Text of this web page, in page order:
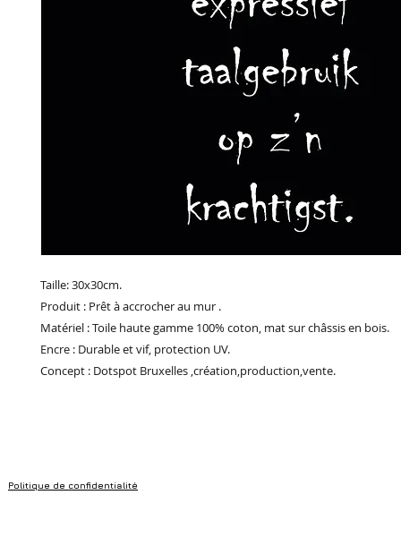
Taille: 30x30cm.
Produit : Prêt à accrocher au mur .
Matériel : Toile haute gamme 100% coton, mat sur châssis en bois.
Encre : Durable et vif, protection UV.
Concept : Dotspot Bruxelles ,création,production,vente.
Politique de confidentialité